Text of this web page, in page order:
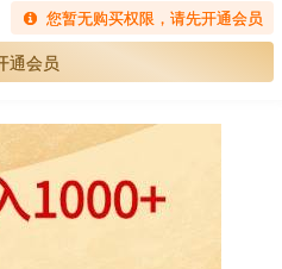
您暂无购买权限，请先开通会员
通会员